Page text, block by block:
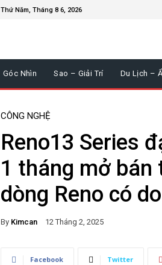
Thứ Năm, Tháng 8 6, 2026
Góc Nhìn Sao – Giải Trí Du Lịch –
CÔNG NGHỆ
Reno13 Series
1 tháng mở bán
dòng Reno có
By Kimcan 12 Tháng 2, 2025
Facebook Twitter